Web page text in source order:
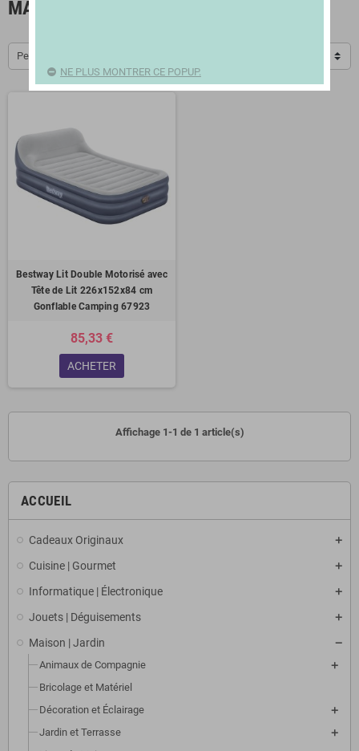
ACCUEIL
Cadeaux Originaux
Cuisine | Gourmet
Informatique | Électronique
Jouets | Déguisements
Maison | Jardin
Animaux de Compagnie
Bricolage et Matériel
Décoration et Éclairage
Jardin et Terrasse
MATELAS
Pertinence
Bestway Lit Double Motorisé avec
Tête de Lit 226x152x84 cm
Gonflable Camping 67923
85,33 €
ACHETER
Affichage 1-1 de 1 article(s)
NE PLUS MONTRER CE POPUP.